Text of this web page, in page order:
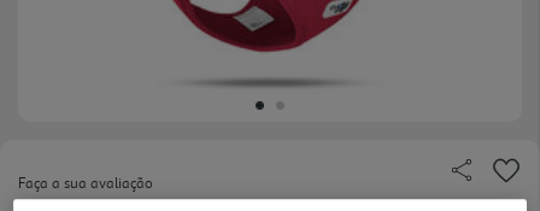
Faça a sua avaliação